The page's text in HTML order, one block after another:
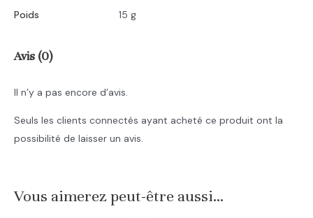
Poids 15 g
Avis (0)
Il n’y a pas encore d’avis.
Seuls les clients connectés ayant acheté ce produit ont la
possibilité de laisser un avis.
Vous aimerez peut-être aussi…